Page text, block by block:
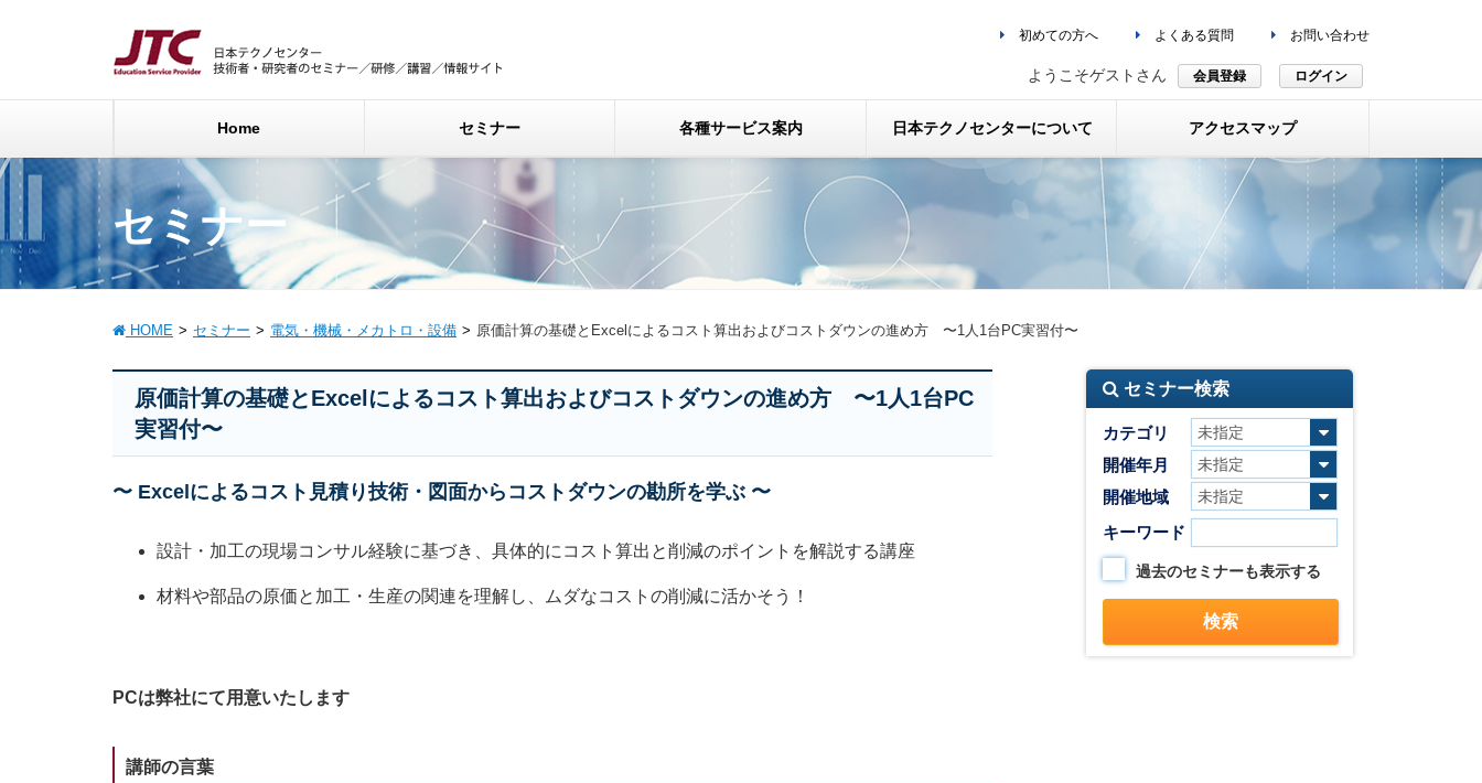
初めての方へ よくある質問 お問い合わせ
ようこそゲストさん 会員登録 ログイン
Home セミナー 各種サービス案内 日本テクノセンターについて アクセスマップ
セミナー
HOME セミナー 電気・機械・メカトロ・設備 原価計算の基礎とExcelによるコスト算出およびコストダウンの進め方 〜1人1台PC実習付〜
原価計算の基礎とExcelによるコスト算出およびコストダウンの進め方 〜1人1台PC
実習付〜
〜 Excelによるコスト見積り技術・図面からコストダウンの勘所を学ぶ 〜
設計・加工の現場コンサル経験に基づき、具体的にコスト算出と削減のポイントを解説する講座
材料や部品の原価と加工・生産の関連を理解し、ムダなコストの削減に活かそう！
PCは弊社にて用意いたします
講師の言葉
セミナー検索
カテゴリ
開催年月
開催地域
キーワード
過去のセミナーも表示する